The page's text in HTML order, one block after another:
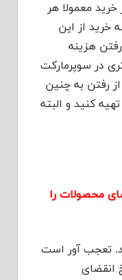
معمولا هر
خرید از این
هزینه
در سوپرمارکت
رفتن به چنین
کنید و البته
محصولات را
تعجب آور است
انقضای